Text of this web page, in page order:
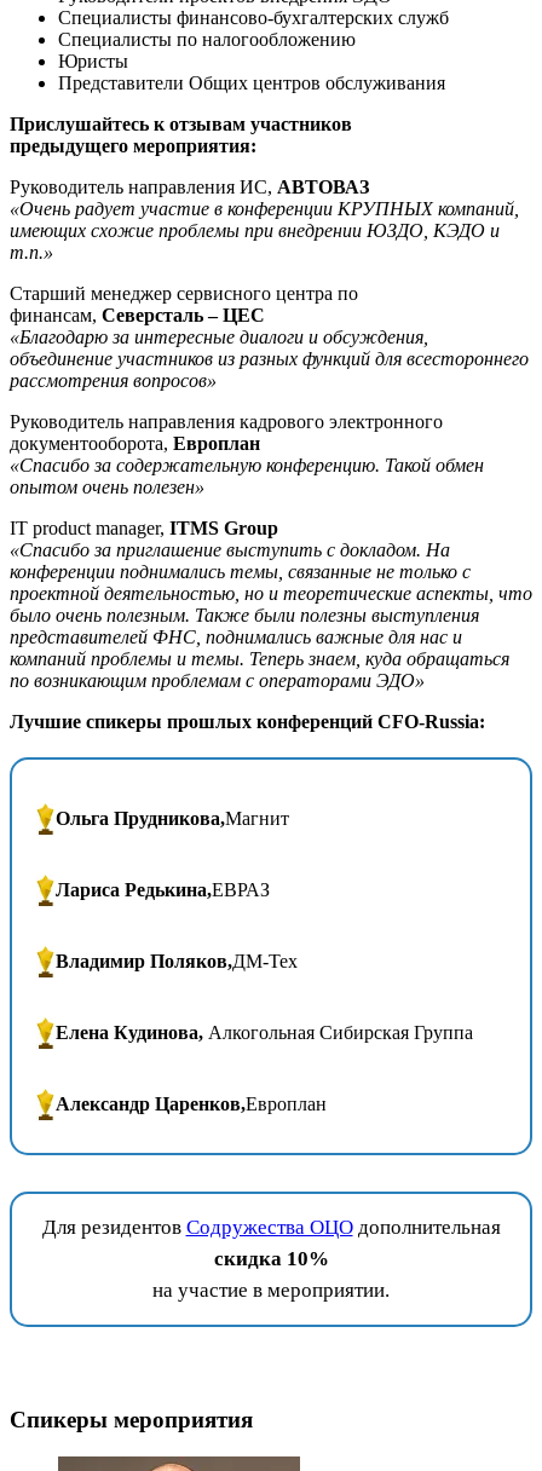
Специалисты финансово-бухгалтерских служб
Специалисты по налогообложению
Юристы
Представители Общих центров обслуживания
Прислушайтесь к отзывам участников
предыдущего мероприятия:
Руководитель направления ИС, АВТОВАЗ
«Очень радует участие в конференции КРУПНЫХ компаний,
имеющих схожие проблемы при внедрении ЮЗДО, КЭДО и
т.п.»
Старший менеджер сервисного центра по
финансам, Северсталь – ЦЕС
«Благодарю за интересные диалоги и обсуждения,
объединение участников из разных функций для всестороннего
рассмотрения вопросов»
Руководитель направления кадрового электронного
документооборота, Европлан
«Спасибо за содержательную конференцию. Такой обмен
опытом очень полезен»
IT product manager, ITMS Group
«Спасибо за приглашение выступить с докладом. На
конференции поднимались темы, связанные не только с
проектной деятельностью, но и теоретические аспекты, что
было очень полезным. Также были полезны выступления
представителей ФНС, поднимались важные для нас и
компаний проблемы и темы. Теперь знаем, куда обращаться
по возникающим проблемам с операторами ЭДО»
Лучшие спикеры прошлых конференций CFO-Russia:
Ольга Прудникова,Магнит
Лариса Редькина,ЕВРАЗ
Владимир Поляков,ДМ-Тех
Елена Кудинова, Алкогольная Сибирская Группа
Александр Царенков,Европлан
Для резидентов Содружества ОЦОдополнительная
скидка 10%
на участие в мероприятии.
Спикеры мероприятия